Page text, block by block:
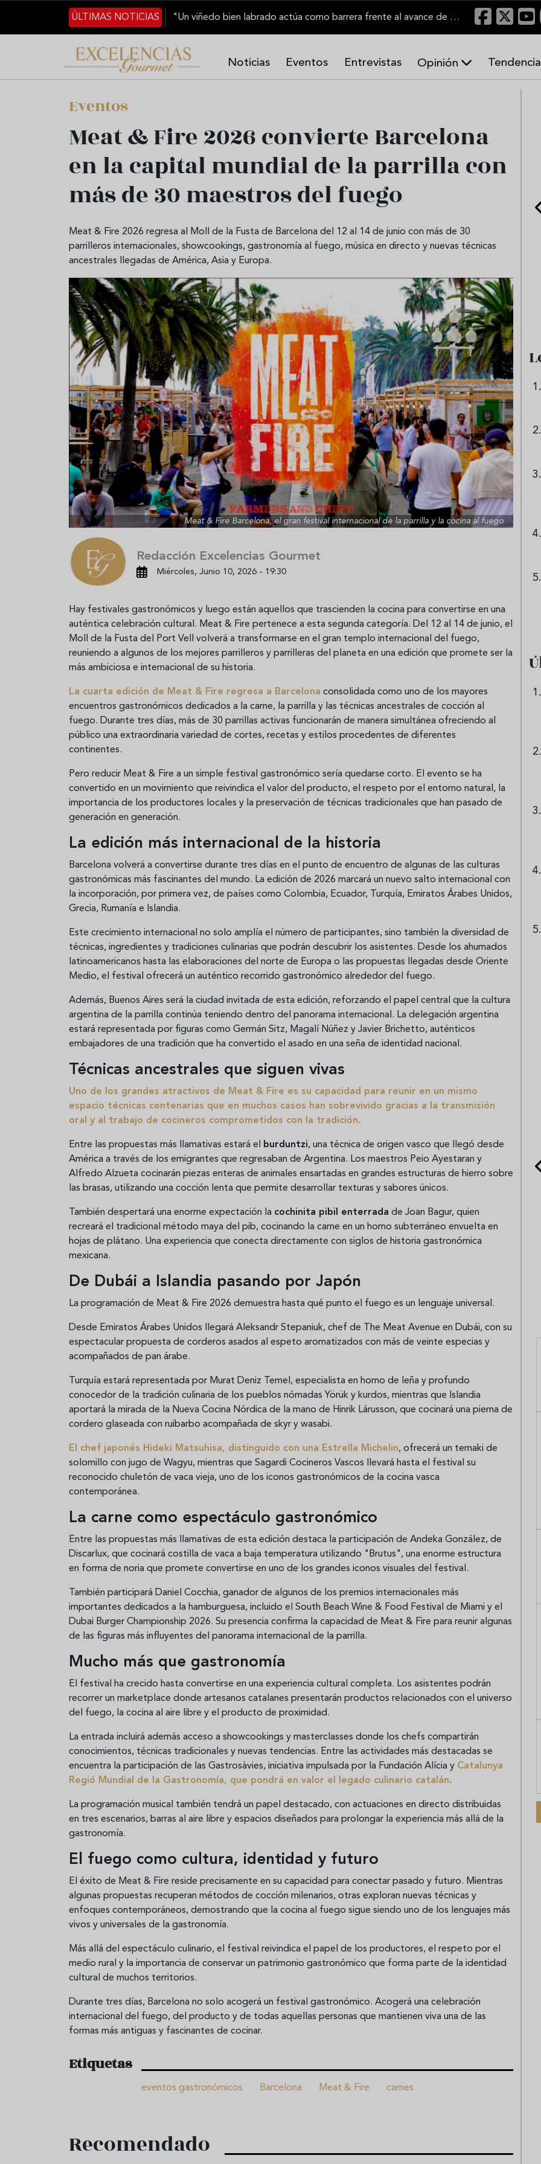
Pasar al contenido principal
ÚLTIMAS NOTICIAS
"Un viñedo bien labrado actúa como barrera frente al avance de las llamas"
Noticias Eventos Entrevistas Opinión
n
í
a
Eventos
Meat & Fire 2026 convierte Barcelona
en la capital mundial de la parrilla con
más de 30 maestros del fuego
Meat & Fire 2026 regresa al Moll de la Fusta de Barcelona del 12 al 14 de junio con más de 30
parrilleros internacionales, showcookings, gastronomía al fuego, música en directo y nuevas técnicas
ancestrales llegadas de América, Asia y Europa.
Meat & Fire Barcelona, el gran festival internacional de la parrilla y la cocina al fuego
Redacción Excelencias Gourmet
Miércoles, Junio 10, 2026 - 19:30
Hay festivales gastronómicos y luego están aquellos que trascienden la cocina para convertirse en una
auténtica celebración cultural. Meat & Fire pertenece a esta segunda categoría. Del 12 al 14 de junio, el
Moll de la Fusta del Port Vell volverá a transformarse en el gran templo internacional del fuego,
reuniendo a algunos de los mejores parrilleros y parrilleras del planeta en una edición que promete ser la
más ambiciosa e internacional de su historia.
La cuarta edición de Meat & Fire regresa a Barcelona consolidada como uno de los mayores
encuentros gastronómicos dedicados a la carne, la parrilla y las técnicas ancestrales de cocción al
fuego. Durante tres días, más de 30 parrillas activas funcionarán de manera simultánea ofreciendo al
público una extraordinaria variedad de cortes, recetas y estilos procedentes de diferentes
continentes.
Pero reducir Meat & Fire a un simple festival gastronómico sería quedarse corto. El evento se ha
convertido en un movimiento que reivindica el valor del producto, el respeto por el entorno natural, la
importancia de los productores locales y la preservación de técnicas tradicionales que han pasado de
generación en generación.
La edición más internacional de la historia
Barcelona volverá a convertirse durante tres días en el punto de encuentro de algunas de las culturas
gastronómicas más fascinantes del mundo. La edición de 2026 marcará un nuevo salto internacional con
la incorporación, por primera vez, de países como Colombia, Ecuador, Turquía, Emiratos Árabes Unidos,
Grecia, Rumanía e Islandia.
Este crecimiento internacional no solo amplía el número de participantes, sino también la diversidad de
técnicas, ingredientes y tradiciones culinarias que podrán descubrir los asistentes. Desde los ahumados
latinoamericanos hasta las elaboraciones del norte de Europa o las propuestas llegadas desde Oriente
Medio, el festival ofrecerá un auténtico recorrido gastronómico alrededor del fuego.
Además, Buenos Aires será la ciudad invitada de esta edición, reforzando el papel central que la cultura
argentina de la parrilla continúa teniendo dentro del panorama internacional. La delegación argentina
estará representada por figuras como Germán Sitz, Magalí Núñez y Javier Brichetto, auténticos
embajadores de una tradición que ha convertido el asado en una seña de identidad nacional.
Técnicas ancestrales que siguen vivas
Uno de los grandes atractivos de Meat & Fire es su capacidad para reunir en un mismo
espacio técnicas centenarias que en muchos casos han sobrevivido gracias a la transmisión
oral y al trabajo de cocineros comprometidos con la tradición.
Entre las propuestas más llamativas estará el burduntzi, una técnica de origen vasco que llegó desde
América a través de los emigrantes que regresaban de Argentina. Los maestros Peio Ayestaran y
Alfredo Alzueta cocinarán piezas enteras de animales ensartadas en grandes estructuras de hierro sobre
las brasas, utilizando una cocción lenta que permite desarrollar texturas y sabores únicos.
También despertará una enorme expectación la cochinita pibil enterrada de Joan Bagur, quien
recreará el tradicional método maya del pib, cocinando la carne en un horno subterráneo envuelta en
hojas de plátano. Una experiencia que conecta directamente con siglos de historia gastronómica
mexicana.
De Dubái a Islandia pasando por Japón
La programación de Meat & Fire 2026 demuestra hasta qué punto el fuego es un lenguaje universal.
Desde Emiratos Árabes Unidos llegará Aleksandr Stepaniuk, chef de The Meat Avenue en Dubái, con su
espectacular propuesta de corderos asados al espeto aromatizados con más de veinte especias y
acompañados de pan árabe.
Turquía estará representada por Murat Deniz Temel, especialista en horno de leña y profundo
conocedor de la tradición culinaria de los pueblos nómadas Yörük y kurdos, mientras que Islandia
aportará la mirada de la Nueva Cocina Nórdica de la mano de Hinrik Lárusson, que cocinará una pierna de
cordero glaseada con ruibarbo acompañada de skyr y wasabi.
El chef japonés Hideki Matsuhisa, distinguido con una Estrella Michelin, ofrecerá un temaki de
solomillo con jugo de Wagyu, mientras que Sagardi Cocineros Vascos llevará hasta el festival su
reconocido chuletón de vaca vieja, uno de los iconos gastronómicos de la cocina vasca
contemporánea.
La carne como espectáculo gastronómico
Entre las propuestas más llamativas de esta edición destaca la participación de Andeka González, de
Discarlux, que cocinará costilla de vaca a baja temperatura utilizando "Brutus", una enorme estructura
en forma de noria que promete convertirse en uno de los grandes iconos visuales del festival.
También participará Daniel Cocchia, ganador de algunos de los premios internacionales más
importantes dedicados a la hamburguesa, incluido el South Beach Wine & Food Festival de Miami y el
Dubai Burger Championship 2026. Su presencia confirma la capacidad de Meat & Fire para reunir algunas
de las figuras más influyentes del panorama internacional de la parrilla.
Mucho más que gastronomía
El festival ha crecido hasta convertirse en una experiencia cultural completa. Los asistentes podrán
recorrer un marketplace donde artesanos catalanes presentarán productos relacionados con el universo
del fuego, la cocina al aire libre y el producto de proximidad.
La entrada incluirá además acceso a showcookings y masterclasses donde los chefs compartirán
conocimientos, técnicas tradicionales y nuevas tendencias. Entre las actividades más destacadas se
encuentra la participación de las Gastrosàvies, iniciativa impulsada por la Fundación Alícia y Catalunya
Regió Mundial de la Gastronomía, que pondrá en valor el legado culinario catalán.
La programación musical también tendrá un papel destacado, con actuaciones en directo distribuidas
en tres escenarios, barras al aire libre y espacios diseñados para prolongar la experiencia más allá de la
gastronomía.
El fuego como cultura, identidad y futuro
El éxito de Meat & Fire reside precisamente en su capacidad para conectar pasado y futuro. Mientras
algunas propuestas recuperan métodos de cocción milenarios, otras exploran nuevas técnicas y
enfoques contemporáneos, demostrando que la cocina al fuego sigue siendo uno de los lenguajes más
vivos y universales de la gastronomía.
Más allá del espectáculo culinario, el festival reivindica el papel de los productores, el respeto por el
medio rural y la importancia de conservar un patrimonio gastronómico que forma parte de la identidad
cultural de muchos territorios.
Durante tres días, Barcelona no solo acogerá un festival gastronómico. Acogerá una celebración
internacional del fuego, del producto y de todas aquellas personas que mantienen viva una de las
formas más antiguas y fascinantes de cocinar.
Etiquetas
eventos gastronómicos Barcelona Meat & Fire carnes
Recomendado
Aceitunas: el aperitivo estrella
del verano
Sopa fría de sandía: el plato
que querrás repetir todo el
verano
Cinco cremas frías de verduras
que querrás repetir todo agosto